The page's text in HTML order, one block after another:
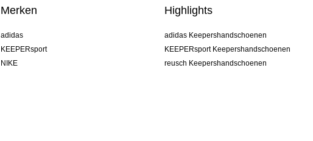
Merken
adidas
KEEPERsport
NIKE
Highlights
adidas Keepershandschoenen
KEEPERsport Keepershandschoenen
reusch Keepershandschoenen